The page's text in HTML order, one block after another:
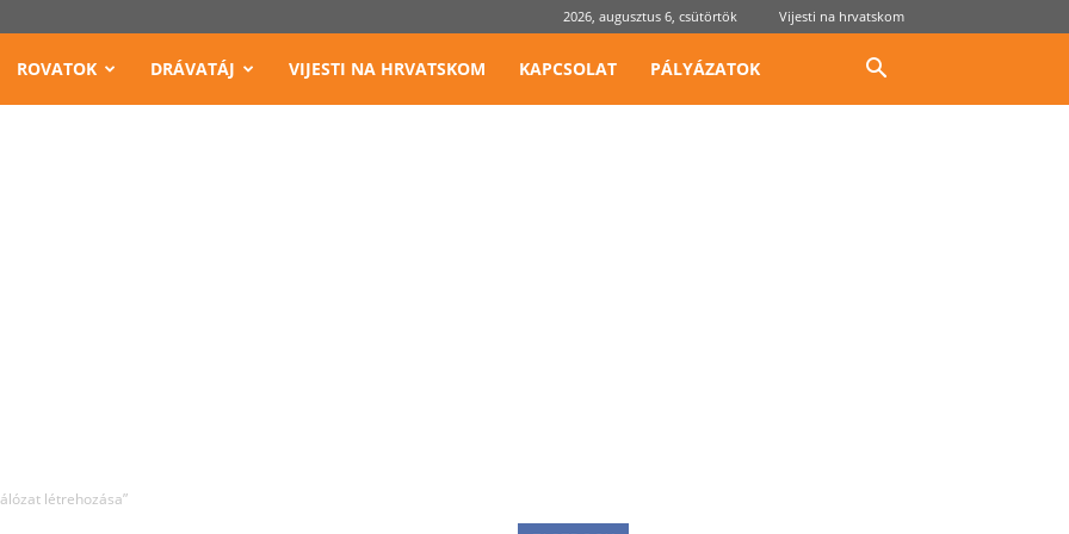
2026, augusztus 6, csütörtök Vijesti na hrvatskom
ROVATOK DRÁVATÁJ VIJESTI NA HRVATSKOM KAPCSOLAT PÁLYÁZATOK
létrehozása”